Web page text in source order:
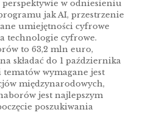
w odniesieniu
jak AI, przestrzenie
umiejętności cyfrowe
technologie cyfrowe.
to 63,2 mln euro,
składać do 1 października
tematów wymagane jest
międzynarodowych,
jest najlepszym
poszukiwania